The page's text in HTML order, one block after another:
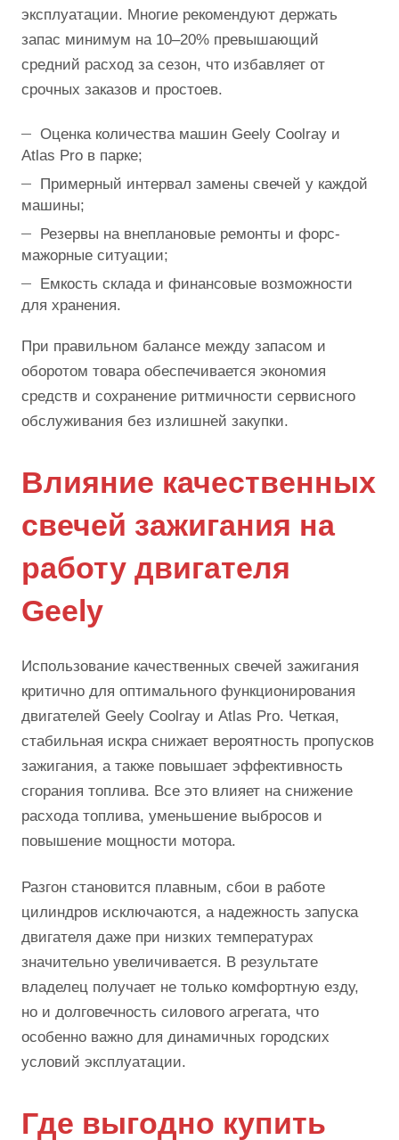
эксплуатации. Многие рекомендуют держать
запас минимум на 10–20% превышающий
средний расход за сезон, что избавляет от
срочных заказов и простоев.
Оценка количества машин Geely Coolray и
Atlas Pro в парке;
Примерный интервал замены свечей у каждой
машины;
Резервы на внеплановые ремонты и форс-
мажорные ситуации;
Емкость склада и финансовые возможности
для хранения.
При правильном балансе между запасом и
оборотом товара обеспечивается экономия
средств и сохранение ритмичности сервисного
обслуживания без излишней закупки.
Влияние качественных
свечей зажигания на
работу двигателя
Geely
Использование качественных свечей зажигания
критично для оптимального функционирования
двигателей Geely Coolray и Atlas Pro. Четкая,
стабильная искра снижает вероятность пропусков
зажигания, а также повышает эффективность
сгорания топлива. Все это влияет на снижение
расхода топлива, уменьшение выбросов и
повышение мощности мотора.
Разгон становится плавным, сбои в работе
цилиндров исключаются, а надежность запуска
двигателя даже при низких температурах
значительно увеличивается. В результате
владелец получает не только комфортную езду,
но и долговечность силового агрегата, что
особенно важно для динамичных городских
условий эксплуатации.
Где выгодно купить